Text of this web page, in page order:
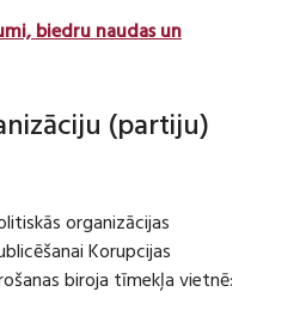
biedru naudas un
(partiju)
organizācijas
Korupcijas
biroja tīmekļa vietnē: